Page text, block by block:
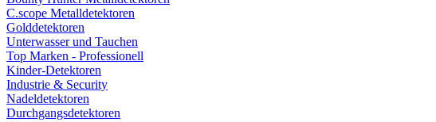
C.scope Metalldetektoren
Golddetektoren
Unterwasser und Tauchen
Top Marken - Professionell
Kinder-Detektoren
Industrie & Security
Nadeldetektoren
Durchgangsdetektoren